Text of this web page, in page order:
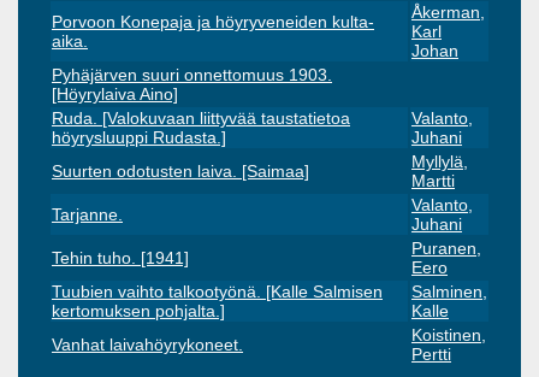
Porvoon Konepaja ja höyryveneiden kulta-
aika.
Åkerman,
Karl
Johan
Pyhäjärven suuri onnettomuus 1903.
[Höyrylaiva Aino]
Ruda. [Valokuvaan liittyvää taustatietoa
höyrysluuppi Rudasta.]
Valanto,
Juhani
Suurten odotusten laiva. [Saimaa]
Myllylä,
Martti
Tarjanne.
Valanto,
Juhani
Tehin tuho. [1941]
Puranen,
Eero
Tuubien vaihto talkootyönä. [Kalle Salmisen
kertomuksen pohjalta.]
Salminen,
Kalle
Vanhat laivahöyrykoneet.
Koistinen,
Pertti